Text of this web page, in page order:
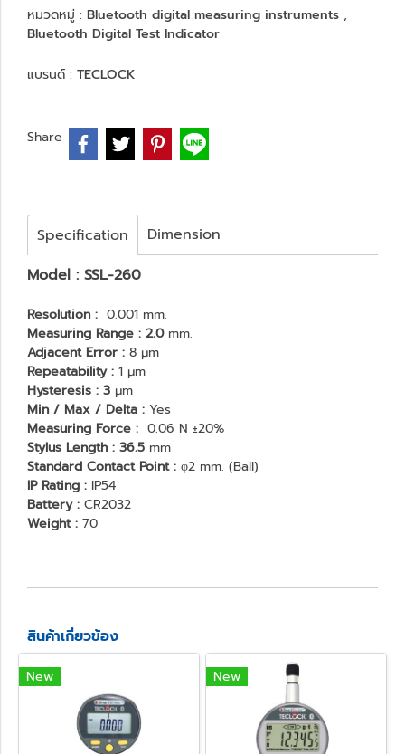
หมวดหมู่ : Bluetooth digital measuring instruments ,
Bluetooth Digital Test Indicator
แบรนด์ : TECLOCK
Share
Specification
Dimension
Model : SSL-260
Resolution : 0.001 mm.
Measuring Range : 2.0mm.
Adjacent Error : 8 μm
Repeatability : 1 μm
Hysteresis : 3 μm
Min / Max / Delta : Yes
Measuring Force : 0.06 N ±20%
Stylus Length : 36.5 mm
Standard Contact Point : φ2 mm. (Ball)
IP Rating : IP54
Battery : CR2032
Weight : 70
สินค้าเกี่ยวข้อง
New New